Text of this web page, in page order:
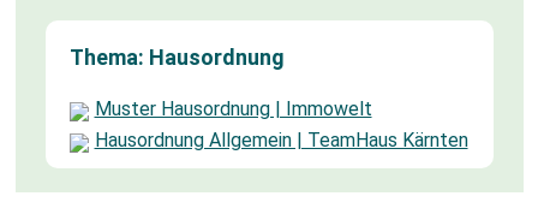
Thema: Hausordnung
Muster Hausordnung | Immowelt
Hausordnung Allgemein | TeamHaus Kärnten